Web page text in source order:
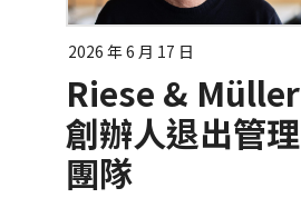
2026 年 6 月 17 日
Riese & Müller
創辦人退出管理
團隊